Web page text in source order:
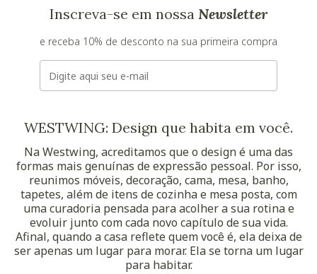
Inscreva-se em nossa Newsletter
e receba 10% de desconto na sua primeira compra
E-mail
WESTWING: Design que habita em você.
Na Westwing, acreditamos que o design é uma das
formas mais genuínas de expressão pessoal. Por isso,
reunimos móveis, decoração, cama, mesa, banho,
tapetes, além de itens de cozinha e mesa posta, com
uma curadoria pensada para acolher a sua rotina e
evoluir junto com cada novo capítulo de sua vida.
Afinal, quando a casa reflete quem você é, ela deixa de
ser apenas um lugar para morar. Ela se torna um lugar
para habitar.